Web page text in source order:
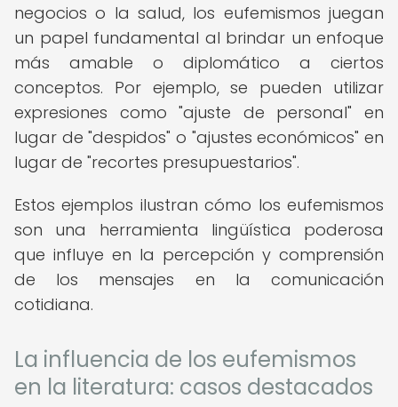
negocios o la salud, los eufemismos juegan
un papel fundamental al brindar un enfoque
más amable o diplomático a ciertos
conceptos. Por ejemplo, se pueden utilizar
expresiones como "ajuste de personal" en
lugar de "despidos" o "ajustes económicos" en
lugar de "recortes presupuestarios".
Estos ejemplos ilustran cómo los eufemismos
son una herramienta lingüística poderosa
que influye en la percepción y comprensión
de los mensajes en la comunicación
cotidiana.
La influencia de los eufemismos
en la literatura: casos destacados